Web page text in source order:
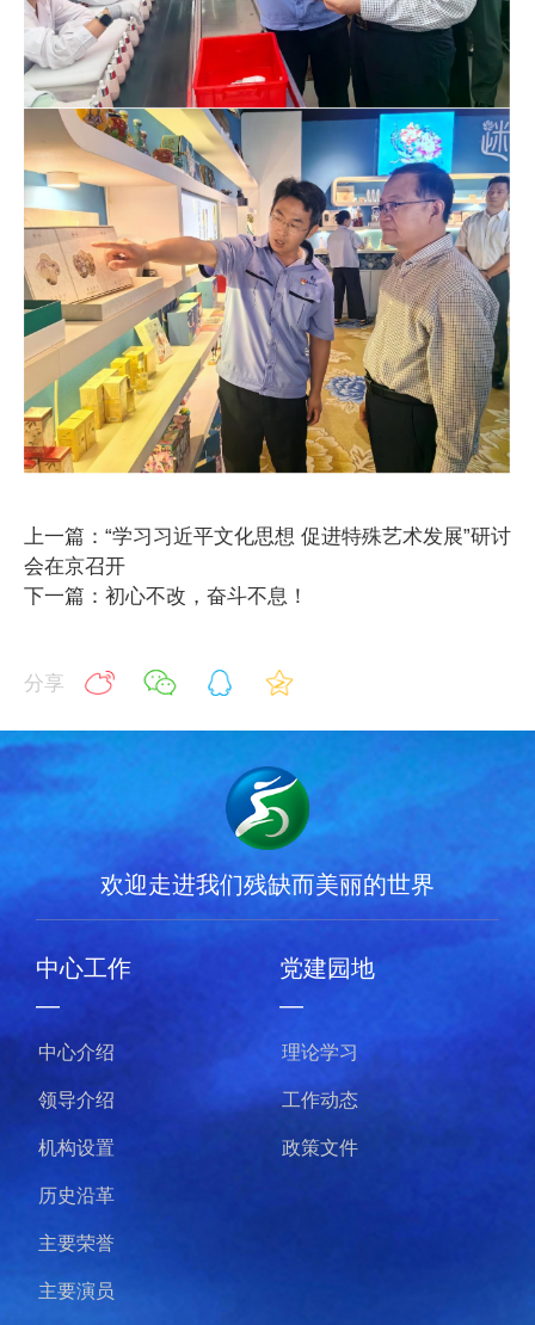
上一篇：“学习习近平文化思想 促进特殊艺术发展”研讨
会在京召开
下一篇：初心不改，奋斗不息！
分享
欢迎走进我们残缺而美丽的世界
中心工作
—
中心介绍
领导介绍
机构设置
历史沿革
主要荣誉
主要演员
党建园地
—
理论学习
工作动态
政策文件